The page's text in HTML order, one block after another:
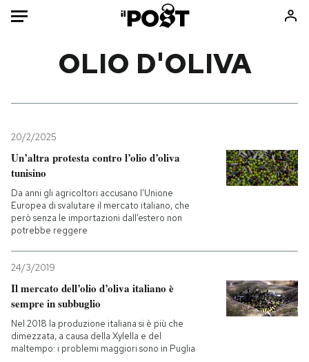
Mondo
Politica
Tecnologia
Internet
Scienza
Cultura
Economia
Consumismi
Media
Altrecose
PODCAST
OLIO D'OLIVA
20/2/2025
Un’altra protesta contro l’olio d’oliva
tunisino
Da anni gli agricoltori accusano l’Unione
Europea di svalutare il mercato italiano, che
però senza le importazioni dall’estero non
potrebbe reggere
24/3/2019
Il mercato dell’olio d’oliva italiano è
sempre in subbuglio
Nel 2018 la produzione italiana si è più che
dimezzata, a causa della Xylella e del
maltempo: i problemi maggiori sono in Puglia